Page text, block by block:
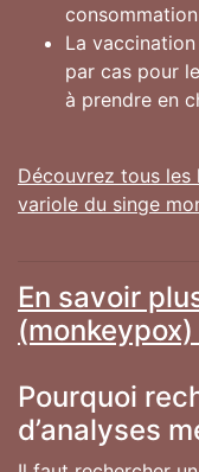
La
par cas pour
à prendre en
Découvrez tous
variole du singe
En savoir
Pourquoi
d’analyses